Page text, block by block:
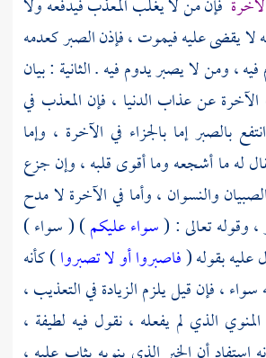
فإن من لا يغلب المعذب فيدفعه ولا
لا يقضى عليه فيموت ، فإذن الصبر كعدمه
، ومن لا يصبر يدوم فيه . الثانية : بيان
عن عذاب الدنيا ، فإن المعذب في
بالصبر إما بالجزاء في الآخرة ، وإما
له ما أشجعه وما أقوى قلبه ، وإن جزع
والنسوان ، وأما في الآخرة لا مدح
وقوله تعالى : (سواء عليكم) ( سواء )
عليه بقوله (فاصبروا أو لا تصبروا) كأنه
، فإن قيل يلزم الزيادة في التعذيب ،
الذي لم يفعله ، نقول فيه لطيفة ،